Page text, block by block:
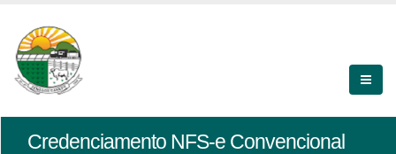
Credenciamento NFS-e Convencional